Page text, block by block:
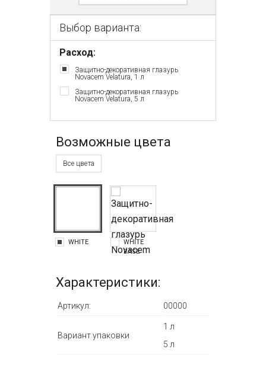
Выбор варианта:
Расход:
Защитно-декоративная глазурь
Novacem Velatura, 1 л
Защитно-декоративная глазурь
Novacem Velatura, 5 л
Возможные цвета
Все цвета
WHITE
WHITE
BASE
Характеристики:
Артикул: 00000
Вариант упаковки
1 л
5 л